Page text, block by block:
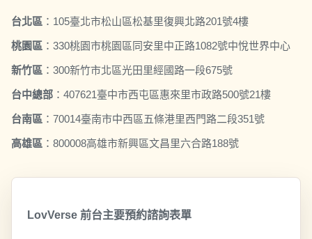
台北區 ： 105臺北市松山區松基里復興北路201號4樓
桃園區 ： 330桃園市桃園區同安里中正路1082號中悅世界中心
新竹區 ： 300新竹市北區光田里經國路一段675號
台中總部 ： 407621臺中市西屯區惠來里市政路500號21樓
台南區 ： 70014臺南市中西區五條港里西門路二段351號
高雄區 ： 800008高雄市新興區文昌里六合路188號
LovVerse 前台主要預約諮詢表單